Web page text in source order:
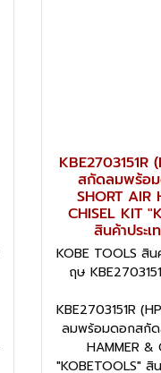
KBE2703151R
สกัดลมพร้อ
SHORT AIR
CHISEL KIT
สินค้าประ
KOBE TOOLS สิน
ฤษ
KBE2703151R
ลมพร้อมดอกสกัด
HAMMER &
"KOBETOOLS" สิ